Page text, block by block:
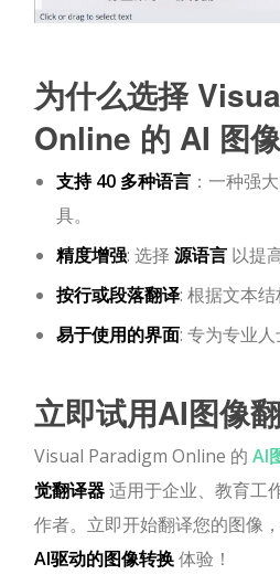
为什么选择
Online 的 AI 图
支持 40 多种语言 ：一种强
具。
精度增强: 选择源语言 以提
按行或段落翻译: 根据文本结
易于使用的界面: 专为专业人
立即试用AI图像
Visual Paradigm Online 的AI
觉翻译器适用于企业、教育工
作者。立即开始翻译您的图像
AI驱动的图像转换体验！